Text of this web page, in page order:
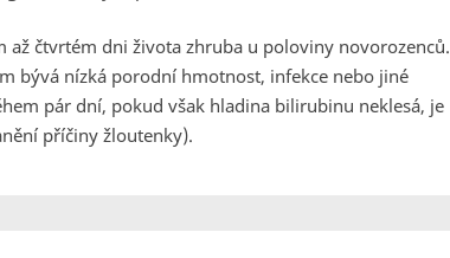
až čtvrtém dni života zhruba u poloviny novorozenců.
bývá nízká porodní hmotnost, infekce nebo jiné
pár dní, pokud však hladina bilirubinu neklesá, je
příčiny žloutenky).